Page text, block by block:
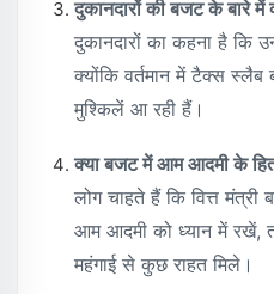
दुकानदारों की बजट के बारे में
दुकानदारों का कहना है कि
क्योंकि वर्तमान में टैक्स स्लैब
मुश्किलें आ रही हैं।
क्या बजट में आम आदमी के
लोग चाहते हैं कि वित्त
आम आदमी को ध्यान में रखें,
महंगाई से कुछ राहत मिले।